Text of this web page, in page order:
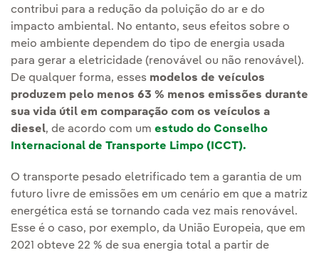
contribui para a redução da poluição do ar e do
impacto ambiental. No entanto, seus efeitos sobre o
meio ambiente dependem do tipo de energia usada
para gerar a eletricidade (renovável ou não renovável).
De qualquer forma, esses modelos de veículos
produzem pelo menos 63 % menos emissões durante
sua vida útil em comparação com os veículos a
diesel, de acordo com um estudo do Conselho
Internacional de Transporte Limpo (ICCT).
O transporte pesado eletrificado tem a garantia de um
futuro livre de emissões em um cenário em que a matriz
energética está se tornando cada vez mais renovável.
Esse é o caso, por exemplo, da União Europeia, que em
2021 obteve 22 % de sua energia total a partir de